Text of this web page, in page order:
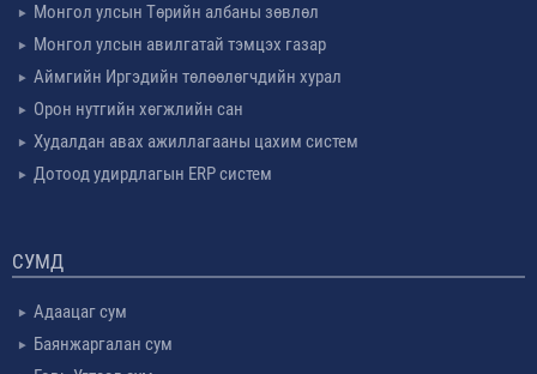
Монгол улсын Төрийн албаны зөвлөл
Монгол улсын авилгатай тэмцэх газар
Аймгийн Иргэдийн төлөөлөгчдийн хурал
Орон нутгийн хөгжлийн сан
Худалдан авах ажиллагааны цахим систем
Дотоод удирдлагын ERP систем
СУМД
Адаацаг сум
Баянжаргалан сум